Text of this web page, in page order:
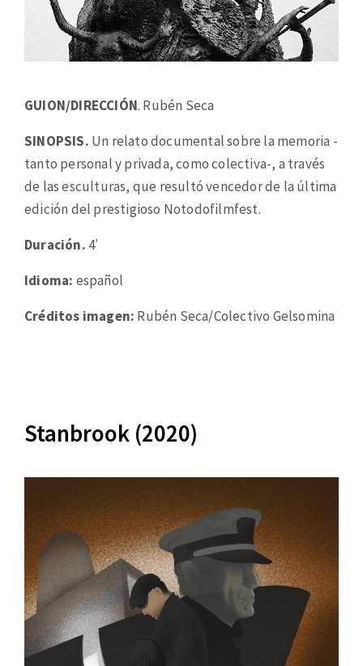
GUION/DIRECCIÓN. Rubén Seca
SINOPSIS. Un relato documental sobre la memoria -
tanto personal y privada, como colectiva-, a través
de las esculturas, que resultó vencedor de la última
edición del prestigioso Notodofilmfest.
Duración. 4′
Idioma: español
Créditos imagen: Rubén Seca/Colectivo Gelsomina
Stanbrook (2020)